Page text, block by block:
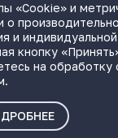
материалы
«Cookie» и
и
кнопку
на